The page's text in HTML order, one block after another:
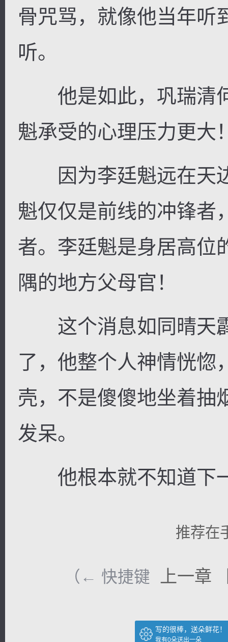
骨咒骂，就像他当年听
听。
他是如此，巩瑞清
魁承受的心理压力更大
因为李廷魁远在天
魁仅仅是前线的冲锋者
者。李廷魁是身居高位
隅的地方父母官！
这个消息如同晴天
了，他整个人神情恍惚
壳，不是傻傻地坐着抽
发呆。
他根本就不知道下
推荐在
（← 快捷键 上一章
写的很棒，送朵鲜花！
我有0朵送出一朵